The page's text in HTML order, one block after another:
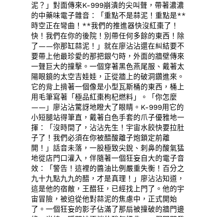
泥？」對面傳來K-999崩潰的尖叫聲，帶著濃濃
的中藥味電子雜音：「重點不是蒜泥！重點是**
時空正在彎曲！**我們的推進器快沒紅棗了！
快！我們在你的後院！別帶任何多餘的東西！除
了——你那缸蒜泥！」就在廖沾沾還在糾結要不
要帶上他最珍愛的那把銀勺時，外面的牆壁傳來
一聲巨大的撞擊。一個穿著黑色燕尾服、戴著太
陽眼鏡的太空吉娃娃，正從牆上的破洞鑽進來。
它的背上揹著一個像是小型瓦斯桶的東西，桶上
用毛筆寫著「極品紅棗枸杞燃料」。「你怎麼
——」廖沾沾驚訝地瞪大了眼睛。K-999用它的
小短腿站得筆直，戴著白色手套的爪子優雅地一
揮：「沒時間了，沾沾先生！宇宙水餃快要拉肚
子了！我們必須在你被醋酸離子炮鎖定前離
開！」話音未落，一股極致尖銳、刺鼻的酸氣猛
地從店門口灌入，伴隨著一個狂妄自大的電子音
效：「警告！這裡的醬油比例嚴重失衡！百分之
九十九點九九的醋，才是真理！」廖沾沾知道，
這是他的宿敵，王醋狂，已經找上門了。他的宇
宙冒險，被迫從他對蒜泥的焦慮中，正式開始
了。一個狂妄的影子佔滿了那扇被撞破的牆門邊